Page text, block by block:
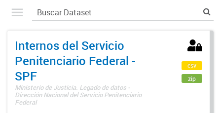
Internos del Servicio
Penitenciario Federal -
SPF
Ministerio de Justicia. Legado de datos -
Dirección Nacional del Servicio Penitenciario
Federal
csv
zip